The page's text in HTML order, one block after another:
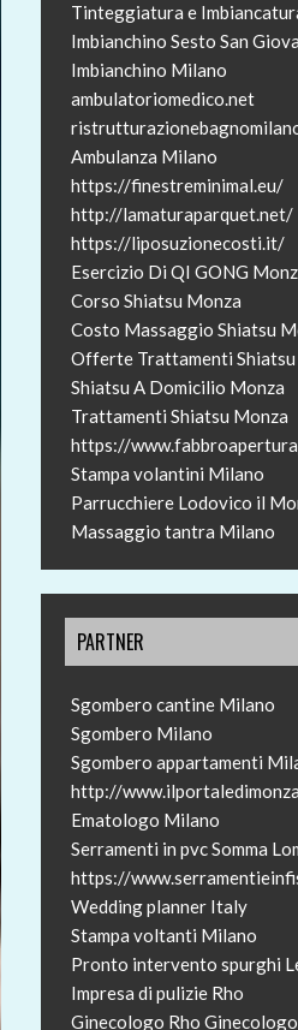
Tinteggiatura e
Imbianchino Sesto San
Imbianchino Milano
ambulatoriomedico.net
Ambulanza Milano
https://finestreminimal.eu/
http://lamaturaparquet.net/
https://liposuzionecosti.it/
Esercizio Di QI GONG
Corso Shiatsu Monza
Costo Massaggio Shiatsu
Offerte Trattamenti Shiatsu
Shiatsu A Domicilio Monza
Trattamenti Shiatsu Monza
https://
Stampa volantini Milano
Parrucchiere Lodovico il
Massaggio tantra Milano
PARTNER
Sgombero cantine Milano
Sgombero Milano
Sgombero appartamenti
http://
Ematologo Milano
Serramenti in pvc Somma
https://
Wedding planner Italy
Stampa voltanti Milano
Pronto intervento spurghi
Impresa di pulizie Rho
Ginecologo Rho